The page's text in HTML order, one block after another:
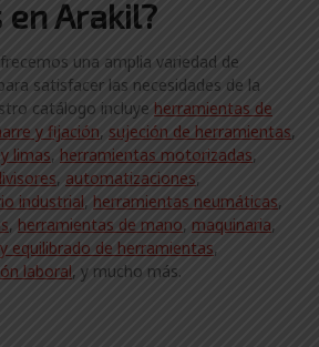
Arakil?
una amplia variedad de
satisfacer las necesidades de la
catálogo incluye herramientas de
y fijación, sujeción de herramientas,
limas, herramientas motorizadas,
, automatizaciones,
industrial, herramientas neumáticas,
, herramientas de mano, maquinaria,
equilibrado de herramientas,
laboral, y mucho más.